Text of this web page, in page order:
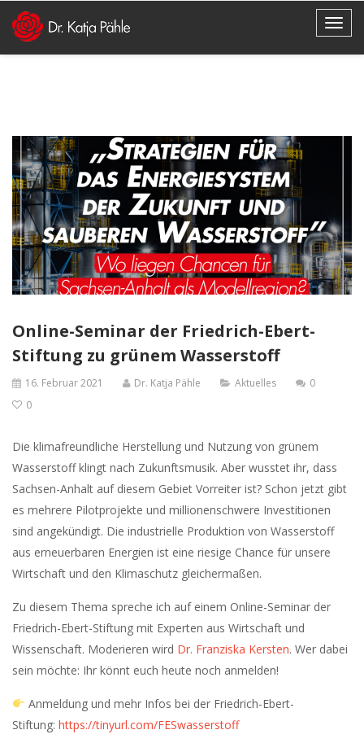
Online-Seminar der Friedrich-Ebert-
Stiftung zu grünem Wasserstoff
16. Februar 2021 Dr. Katja Pähle Aktuelles
0
0
Die klimafreundliche Herstellung und Nutzung von grünem
Wasserstoff klingt nach Zukunftsmusik. Aber wusstet ihr, dass
Sachsen-Anhalt auf diesem Gebiet Vorreiter ist? Schon jetzt gibt
es mehrere Pilotprojekte und millionenschwere Investitionen
sind angekündigt. Die industrielle Produktion von Wasserstoff
aus erneuerbaren Energien ist eine riesige Chance für unsere
Wirtschaft und den Klimaschutz gleichermaßen.
Zu diesem Thema spreche ich auf einem Online-Seminar der
Friedrich-Ebert-Stiftung mit Experten aus Wirtschaft und
Wissenschaft. Moderieren wird Dr. Franziska Kersten. Wer dabei
sein möchte: Ihr könnt euch heute noch anmelden!
Anmeldung und mehr Infos bei der Friedrich-Ebert-
Stiftung: https://tinyurl.com/FESwasserstoff